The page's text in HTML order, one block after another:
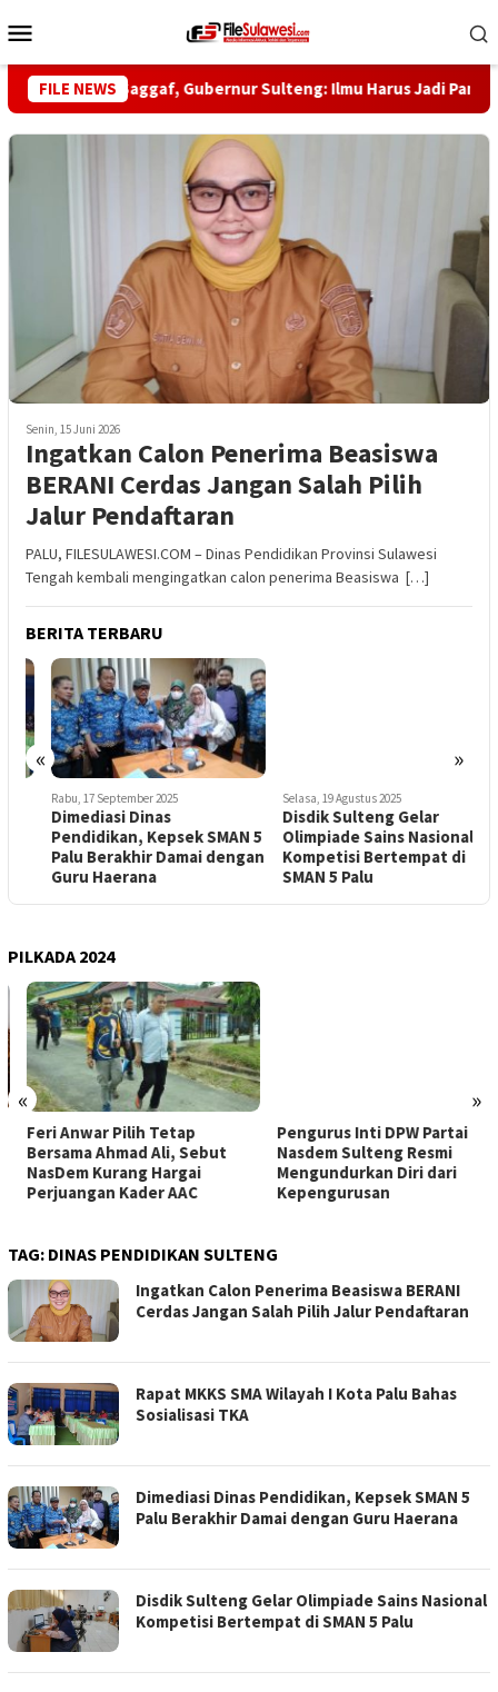
ke
Mobile
FILE NEWS
5 Habib Saggaf, Gubernur Sulteng: Ilmu Harus Jadi Panglima
Senin, 15 Juni 2026
Ingatkan Calon Penerima Beasiswa
BERANI Cerdas Jangan Salah Pilih
Jalur Pendaftaran
PALU, FILESULAWESI.COM – Dinas Pendidikan Provinsi Sulawesi
Tengah kembali mengingatkan calon penerima Beasiswa […]
BERITA TERBARU
« »
Rabu, 17 September 2025
Dimediasi Dinas
Pendidikan, Kepsek SMAN 5
Palu Berakhir Damai dengan
Guru Haerana
Selasa, 19 Agustus 2025
Disdik Sulteng Gelar
Olimpiade Sains Nasional
Kompetisi Bertempat di
SMAN 5 Palu
PILKADA 2024
« »
Feri Anwar Pilih Tetap
Bersama Ahmad Ali, Sebut
NasDem Kurang Hargai
Perjuangan Kader AAC
Pengurus Inti DPW Partai
Nasdem Sulteng Resmi
Mengundurkan Diri dari
Kepengurusan
TAG: DINAS PENDIDIKAN SULTENG
Ingatkan Calon Penerima Beasiswa BERANI
Cerdas Jangan Salah Pilih Jalur Pendaftaran
Rapat MKKS SMA Wilayah I Kota Palu Bahas
Sosialisasi TKA
Dimediasi Dinas Pendidikan, Kepsek SMAN 5
Palu Berakhir Damai dengan Guru Haerana
Disdik Sulteng Gelar Olimpiade Sains Nasional
Kompetisi Bertempat di SMAN 5 Palu